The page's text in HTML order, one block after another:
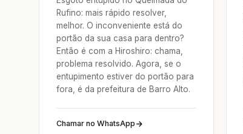
Rufino: mais rápido resolver,
melhor. O inconveniente está do
portão da sua casa para dentro?
Então é com a Hiroshiro: chama,
problema resolvido. Agora, se o
entupimento estiver do portão para
fora, é da prefeitura de Barro Alto.
Chamar no WhatsApp